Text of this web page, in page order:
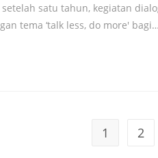
setelah satu tahun, kegiatan
tema ‘talk less, do more' bagi…
1 2